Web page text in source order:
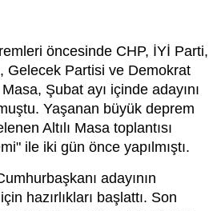
öncesinde CHP, İYİ Parti,
Gelecek Partisi ve Demokrat
Şubat ayı içinde adayını
Yaşanan büyük deprem
Altılı Masa toplantısı
ile iki gün önce yapılmıştı.
adayının
hazırlıkları başlattı. Son